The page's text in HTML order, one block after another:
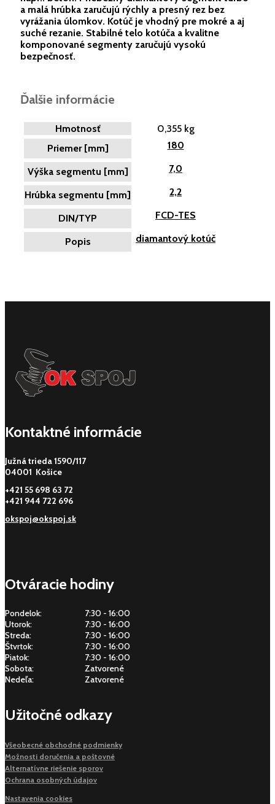
a malá hrúbka zaručujú rýchly a presný rez bez
vyrážania úlomkov. Kotúč je vhodný pre mokré a aj
suché rezanie. Stabilné telo kotúča a kvalitne
komponované segmenty zaručujú vysokú
bezpečnosť.
Ďalšie informácie
Hmotnosť
0,355 kg
Priemer [mm]
180
Výška segmentu [mm] 7,0
Hrúbka segmentu [mm] 2,2
DIN/TYP FCD-TES
Popis diamantový kotúč
Kontaktné informácie
Južná trieda 1590/117
04001 Košice
+421 55 698 63 72
+421 944 722 696
okspoj@okspoj.sk
Otváracie hodiny
Pondelok:
7:30 - 16:00
Utorok:
7:30 - 16:00
Streda:
7:30 - 16:00
Štvrtok:
7:30 - 16:00
Piatok:
7:30 - 16:00
Sobota:
Zatvorené
Nedeľa:
Zatvorené
Užitočné odkazy
Všeobecné obchodné podmienky
Možnosti doručenia a poštovné
Alternatívne riešenie sporov
Ochrana osobných údajov
Nastavenia cookies